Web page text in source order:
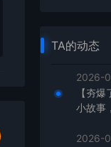
TA的动态
2026-
【夯
小故事
2026-